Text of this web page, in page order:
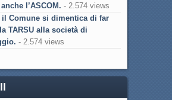
l’ASCOM. - 2.574 views
il Comune si dimentica di far
TARSU alla società di
- 2.574 views